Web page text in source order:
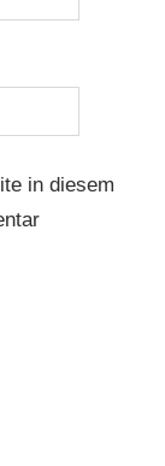
in diesem